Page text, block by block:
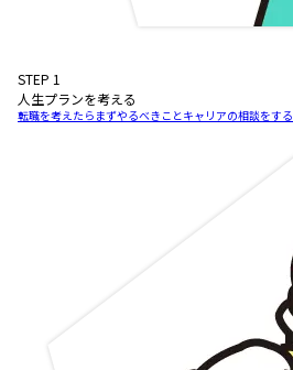
STEP 1
人生プランを考える
転職を考えたらまずやるべきこと キャリアの相談をする